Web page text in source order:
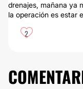
drenajes, mañana ya
la operación es estar
2